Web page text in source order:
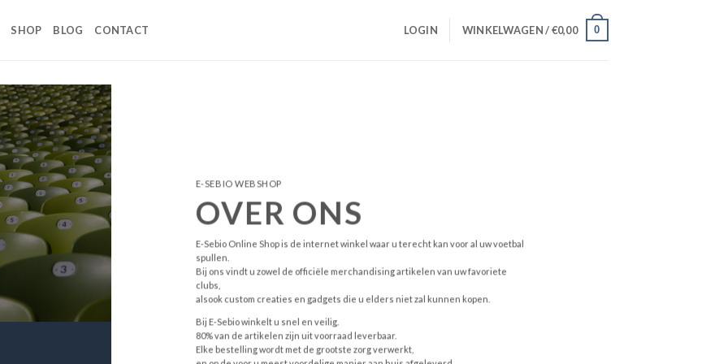
SHOP BLOG CONTACT LOGIN WINKELWAGEN /€0,00 0
E-SEBIO WEBSHOP
OVER ONS
E-Sebio Online Shop is de internet winkel waar u terecht kan voor al uw voetbal
spullen.
Bij ons vindt u zowel de officiële merchandising artikelen van uw favoriete
clubs,
alsook custom creaties en gadgets die u elders niet zal kunnen kopen.
Bij E-Sebio winkelt u snel en veilig.
80% van de artikelen zijn uit voorraad leverbaar.
Elke bestelling wordt met de grootste zorg verwerkt,